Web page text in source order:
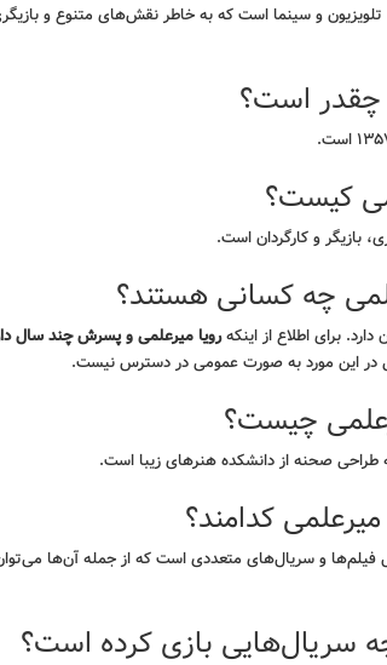
تلویزیون و سینما است که به خاطر نقش‌های متنوع و
چقدر است؟
کیست؟
بازیگر و کارگردان است.
چه کسانی هستند؟
برای اطلاع از اینکهرویا میرعلمی و پسرش چند سال
در این مورد به صورت عمومی در دسترس نیست.
چیست؟
طراحی صحنه از دانشکده هنرهای زیبا است.
کدامند؟
فیلم‌ها و سریال‌های متعددی است که از جمله آن‌ها
سریال‌هایی بازی کرده است؟